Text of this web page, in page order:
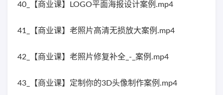
40_【商业课】LOGO平面海报设计案例.mp4
41_【商业课】老照片高清无损放大案例.mp4
42_【商业课】老照片修复补全_-_案例.mp4
43_【商业课】定制你的3D头像制作案例.mp4